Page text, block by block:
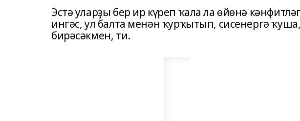
Эстә уларҙы бер ир күреп ҡала ла өйөнә
ингәс, ул балта менән ҡурҡытып, сисенергә
бирәсәкмен, ти.